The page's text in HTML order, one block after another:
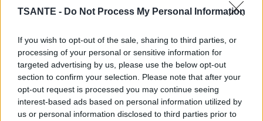
TSANTE - Do Not Process My Personal Information
If you wish to opt-out of the sale, sharing to third parties, or
processing of your personal or sensitive information for
targeted advertising by us, please use the below opt-out
section to confirm your selection. Please note that after your
opt-out request is processed you may continue seeing
interest-based ads based on personal information utilized by
us or personal information disclosed to third parties prior to
performances scolaires.
Pour prévenir l’addiction aux téléphones portables,
De Cubas conseille aux parents d’apprendre à leurs
enfants à réfléchir, à prendre des décisions et à
faire preuve de discernement dans leur utilisation
des appareils. Il recommande également de